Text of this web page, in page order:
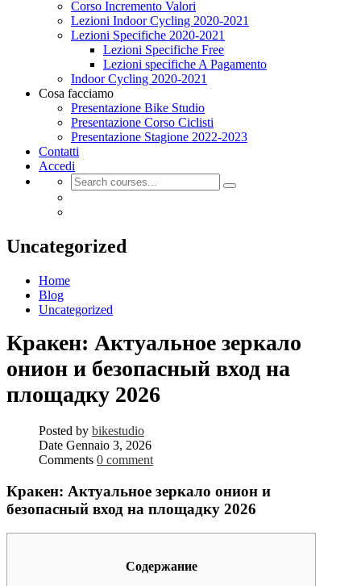
Corso Incremento Valori
Lezioni Indoor Cycling 2020-2021
Lezioni Specifiche 2020-2021
Lezioni Specifiche Free
Lezioni specifiche A Pagamento
Indoor Cycling 2020-2021
Cosa facciamo
Presentazione Bike Studio
Presentazione Corso Ciclisti
Presentazione Stagione 2022-2023
Contatti
Accedi
Uncategorized
Home
Blog
Uncategorized
Кракен: Актуальное зеркало
онион и безопасный вход на
площадку 2026
Posted by bikestudio
Date Gennaio 3, 2026
Comments 0 comment
Кракен: Актуальное зеркало онион и
безопасный вход на площадку 2026
Содержание